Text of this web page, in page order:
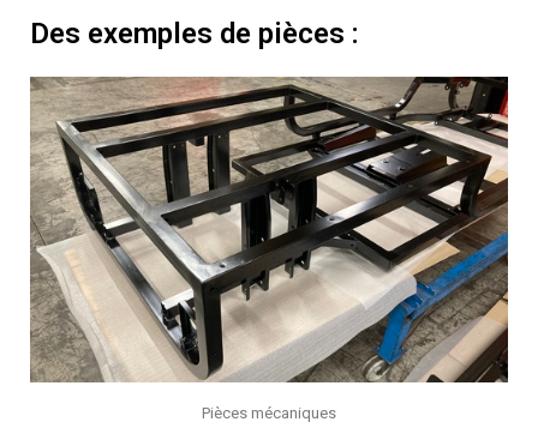
Des exemples de pièces :
Pièces mécaniques